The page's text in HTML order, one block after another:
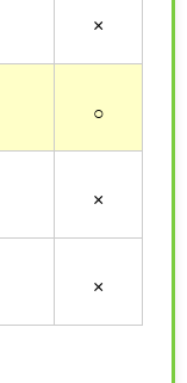
×
○
×
×